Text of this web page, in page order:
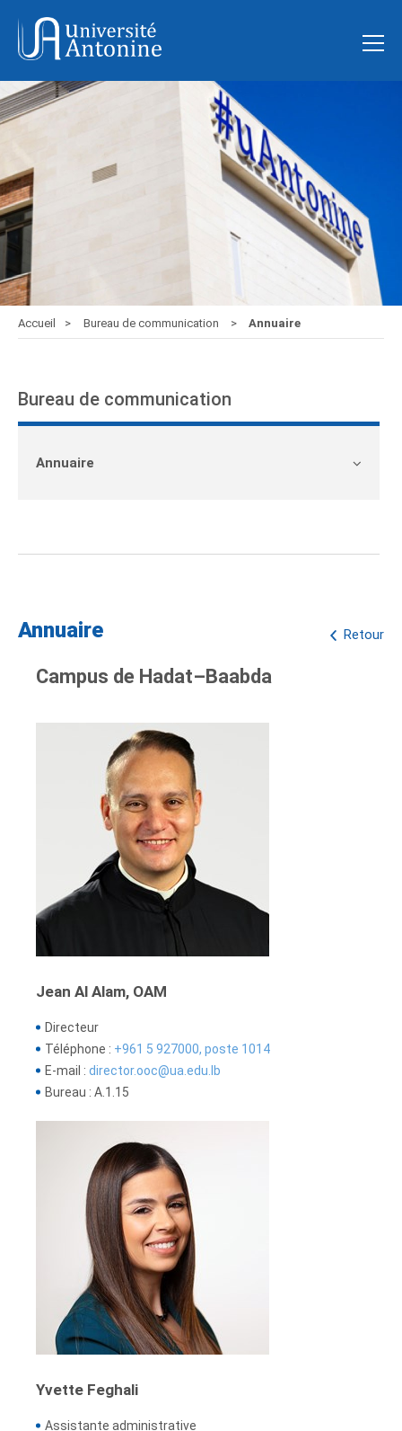
Accueil Bureau de communication Annuaire
Bureau de communication
Annuaire
Retour
Annuaire
Campus de Hadat–Baabda
Jean Al Alam, OAM
Directeur
Téléphone : +961 5 927000, poste 1014
E-mail : director.ooc@ua.edu.lb
Bureau : A.1.15
Yvette Feghali
Assistante administrative